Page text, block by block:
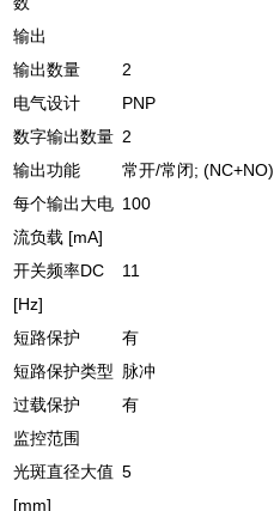
输出
输出数量
2
电气设计
PNP
数字输出数量 2
输出功能
常开/常闭; (NC+NO)
每个输出大电
流负载 [mA]
100
开关频率DC
[Hz]
11
短路保护
有
短路保护类型 脉冲
过载保护
有
监控范围
光斑直径大值
[mm]
5